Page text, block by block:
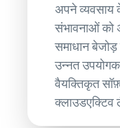
अपने व्यवसाय
संभावनाओं
समाधान
उन्नत
वैयक्तिकृत